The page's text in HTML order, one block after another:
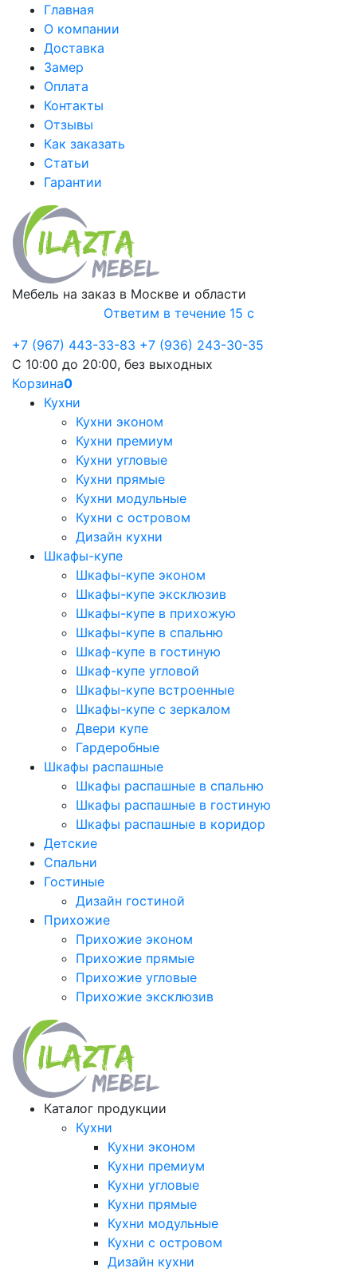
Главная
О компании
Доставка
Замер
Оплата
Контакты
Отзывы
Как заказать
Статьи
Гарантии
Мебель на заказ в Москве и области
Ответим в течение 15 с
+7 (967) 443-33-83 +7 (936) 243-30-35
С 10:00 до 20:00, без выходных
Корзина0
Кухни
Кухни эконом
Кухни премиум
Кухни угловые
Кухни прямые
Кухни модульные
Кухни с островом
Дизайн кухни
Шкафы-купе
Шкафы-купе эконом
Шкафы-купе эксклюзив
Шкафы-купе в прихожую
Шкафы-купе в спальню
Шкаф-купе в гостиную
Шкаф-купе угловой
Шкафы-купе встроенные
Шкафы-купе с зеркалом
Двери купе
Гардеробные
Шкафы распашные
Шкафы распашные в спальню
Шкафы распашные в гостиную
Шкафы распашные в коридор
Детские
Спальни
Гостиные
Дизайн гостиной
Прихожие
Прихожие эконом
Прихожие прямые
Прихожие угловые
Прихожие эксклюзив
Каталог продукции
Кухни
Кухни эконом
Кухни премиум
Кухни угловые
Кухни прямые
Кухни модульные
Кухни с островом
Дизайн кухни